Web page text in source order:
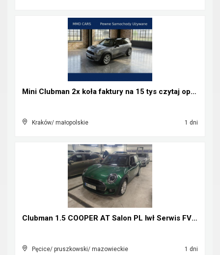
Mini Clubman 2x koła faktury na 15 tys czytaj opis...
Kraków/ małopolskie 1 dni
Clubman 1.5 COOPER AT Salon PL Iwł Serwis FV23%
Pęcice/ pruszkowski/ mazowieckie 1 dni